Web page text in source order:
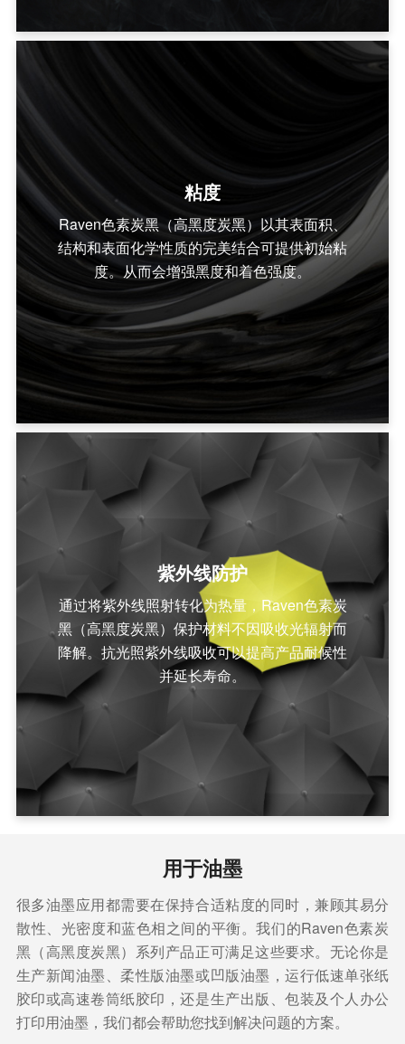
粘度
Raven色素炭黑（高黑度炭黑）以其表面积、
结构和表面化学性质的完美结合可提供初始粘
度。从而会增强黑度和着色强度。
紫外线防护
通过将紫外线照射转化为热量，Raven色素炭
黑（高黑度炭黑）保护材料不因吸收光辐射而
降解。抗光照紫外线吸收可以提高产品耐候性
并延长寿命。
用于油墨
很多油墨应用都需要在保持合适粘度的同时，兼顾其易分
散性、光密度和蓝色相之间的平衡。我们的Raven色素炭
黑（高黑度炭黑）系列产品正可满足这些要求。无论你是
生产新闻油墨、柔性版油墨或凹版油墨，运行低速单张纸
胶印或高速卷筒纸胶印，还是生产出版、包装及个人办公
打印用油墨，我们都会帮助您找到解决问题的方案。